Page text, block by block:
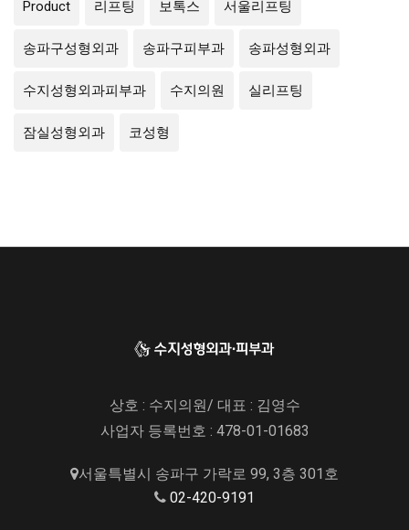
Product 리프팅 보톡스 서울리프팅
송파구성형외과 송파구피부과 송파성형외과
수지성형외과피부과 수지의원 실리프팅
잠실성형외과 코성형
상호 : 수지의원/ 대표 : 김영수
사업자 등록번호 : 478-01-01683
서울특별시 송파구 가락로 99, 3층 301호
02-420-9191